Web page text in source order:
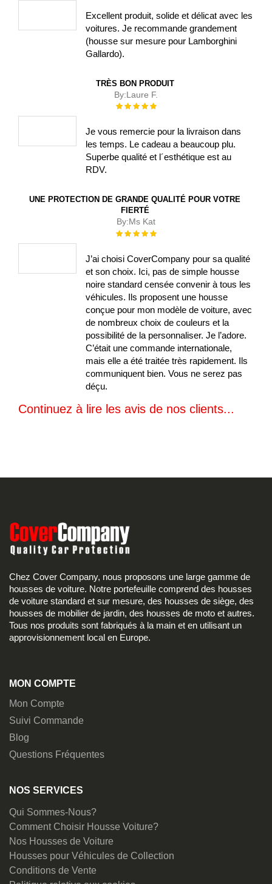
Excellent produit, solide et délicat avec les
voitures. Je recommande grandement
(housse sur mesure pour Lamborghini
Gallardo).
TRÈS BON PRODUIT
By:Laure F.
Évaluation :
Je vous remercie pour la livraison dans
les temps. Le cadeau a beaucoup plu.
Superbe qualité et l´esthétique est au
RDV.
UNE PROTECTION DE GRANDE QUALITÉ POUR VOTRE
FIERTÉ
By:Ms Kat
Évaluation :
J’ai choisi CoverCompany pour sa qualité
et son choix. Ici, pas de simple housse
noire standard censée convenir à tous les
véhicules. Ils proposent une housse
conçue pour mon modèle de voiture, avec
de nombreux choix de couleurs et la
possibilité de la personnaliser. Je l’adore.
C’était une commande internationale,
mais elle a été traitée très rapidement. Ils
communiquent bien. Vous ne serez pas
déçu.
Continuez à lire les avis de nos clients...
Chez Cover Company, nous proposons une large gamme de
housses de voiture. Notre portefeuille comprend des housses
de voiture standard et sur mesure, des housses de siège, des
housses de mobilier de jardin, des housses de moto et autres.
Tous nos produits sont fabriqués à la main et en utilisant un
approvisionnement local en Europe.
MON COMPTE
Mon Compte
Suivi Commande
Blog
Questions Fréquentes
NOS SERVICES
Qui Sommes-Nous?
Comment Choisir Housse Voiture?
Nos Housses de Voiture
Housses pour Véhicules de Collection
Conditions de Vente